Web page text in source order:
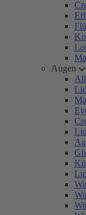
Augen